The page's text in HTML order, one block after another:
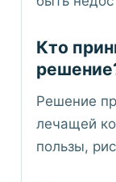
Кто
Решение
лечащей
пользы,